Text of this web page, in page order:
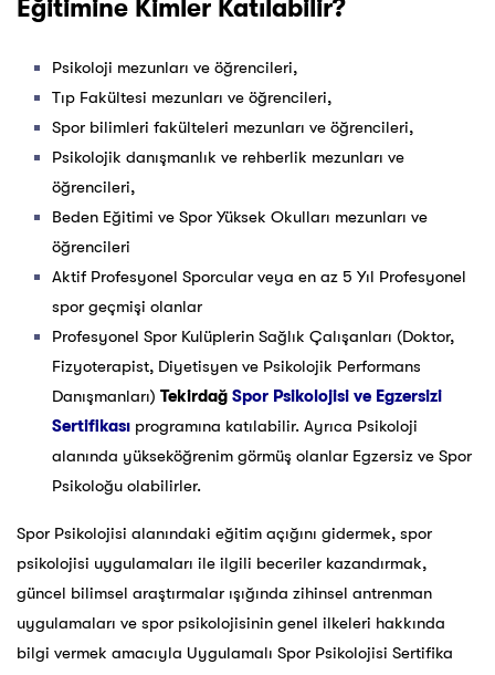
Eğitimine Kimler Katılabilir?
Psikoloji mezunları ve öğrencileri,
Tıp Fakültesi mezunları ve öğrencileri,
Spor bilimleri fakülteleri mezunları ve öğrencileri,
Psikolojik danışmanlık ve rehberlik mezunları ve
öğrencileri,
Beden Eğitimi ve Spor Yüksek Okulları mezunları ve
öğrencileri
Aktif Profesyonel Sporcular veya en az 5 Yıl Profesyonel
spor geçmişi olanlar
Profesyonel Spor Kulüplerin Sağlık Çalışanları (Doktor,
Fizyoterapist, Diyetisyen ve Psikolojik Performans
Danışmanları) Tekirdağ Spor Psikolojisi ve Egzersizi
Sertifikası programına katılabilir. Ayrıca Psikoloji
alanında yükseköğrenim görmüş olanlar Egzersiz ve Spor
Psikoloğu olabilirler.
Spor Psikolojisi alanındaki eğitim açığını gidermek, spor
psikolojisi uygulamaları ile ilgili beceriler kazandırmak,
güncel bilimsel araştırmalar ışığında zihinsel antrenman
uygulamaları ve spor psikolojisinin genel ilkeleri hakkında
bilgi vermek amacıyla Uygulamalı Spor Psikolojisi Sertifika